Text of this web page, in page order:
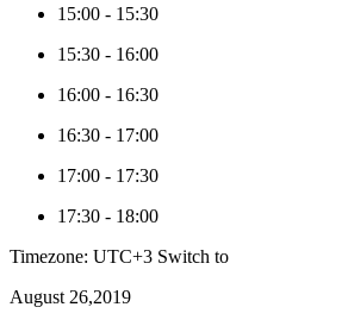
15:00 - 15:30
15:30 - 16:00
16:00 - 16:30
16:30 - 17:00
17:00 - 17:30
17:30 - 18:00
Timezone: UTC+3 Switch to
August 26,2019